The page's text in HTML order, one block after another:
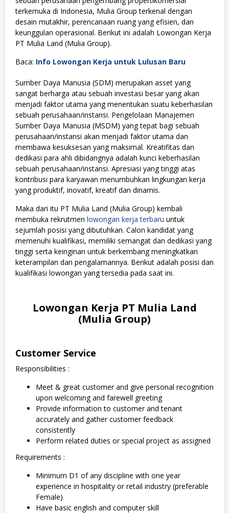
terkemuka di Indonesia, Mulia Group terkenal dengan
desain mutakhir, perencanaan ruang yang efisien, dan
keunggulan operasional. Berikut ini adalah Lowongan Kerja
PT Mulia Land (Mulia Group).
Baca: Info Lowongan Kerja untuk Lulusan Baru
Sumber Daya Manusia (SDM) merupakan asset yang
sangat berharga atau sebuah investasi besar yang akan
menjadi faktor utama yang menentukan suatu keberhasilan
sebuah perusahaan/instansi. Pengelolaan Manajemen
Sumber Daya Manusia (MSDM) yang tepat bagi sebuah
perusahaan/instansi akan menjadi faktor utama dan
membawa kesuksesan yang maksimal. Kreatifitas dan
dedikasi para ahli dibidangnya adalah kunci keberhasilan
sebuah perusahaan/instansi. Apresiasi yang tinggi atas
kontribusi para karyawan menumbuhkan lingkungan kerja
yang produktif, inovatif, kreatif dan dinamis.
Maka dari itu PT Mulia Land (Mulia Group) kembali
membuka rekrutmen lowongan kerja terbaru untuk
sejumlah posisi yang dibutuhkan. Calon kandidat yang
memenuhi kualifikasi, memiliki semangat dan dedikasi yang
tinggi serta keinginan untuk berkembang meningkatkan
keterampilan dan pengalamannya. Berikut adalah posisi dan
kualifikasi lowongan yang tersedia pada saat ini.
Lowongan Kerja PT Mulia Land
(Mulia Group)
Customer Service
Responsibilities :
Meet & great customer and give personal recognition
upon welcoming and farewell greeting
Provide information to customer and tenant
accurately and gather customer feedback
consistently
Perform related duties or special project as assigned
Requirements :
Minimum D1 of any discipline with one year
experience in hospitality or retail industry (preferable
Female)
Have basic english and computer skill